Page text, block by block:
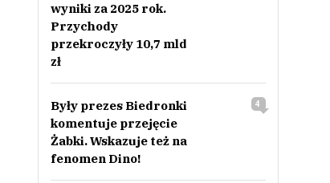
wyniki za 2025 rok.
Przychody
przekroczyły 10,7 mld
zł
Były prezes Biedronki
komentuje przejęcie
Żabki. Wskazuje też na
fenomen Dino!
4